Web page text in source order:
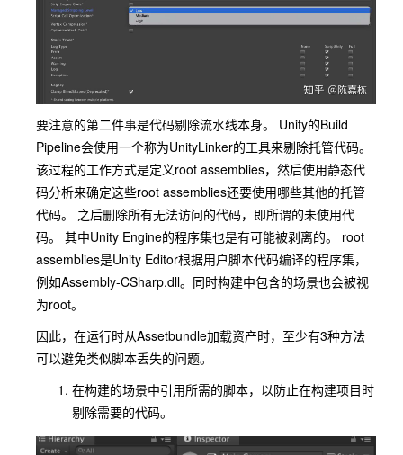
要注意的第二件事是代码剔除流水线本身。 Unity的Build
Pipeline会使用一个称为UnityLinker的工具来剔除托管代码。
该过程的工作方式是定义root assemblies，然后使用静态代
码分析来确定这些root assemblies还要使用哪些其他的托管
代码。 之后删除所有无法访问的代码，即所谓的未使用代
码。 其中Unity Engine的程序集也是有可能被剥离的。 root
assemblies是Unity Editor根据用户脚本代码编译的程序集，
例如Assembly-CSharp.dll。同时构建中包含的场景也会被视
为root。
因此，在运行时从Assetbundle加载资产时，至少有3种方法
可以避免类似脚本丢失的问题。
在构建的场景中引用所需的脚本，以防止在构建项目时
剔除需要的代码。